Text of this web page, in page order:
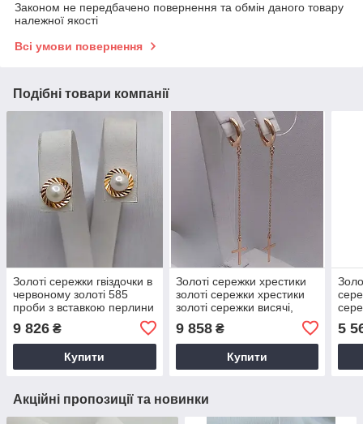
Законом не передбачено повернення та обмін даного товару
належної якості
Всі умови повернення
Подібні товари компанії
Золоті сережки гвіздочки в
червоному золоті 585
проби з вставкою перлини
9 826 ₴
Купити
Золоті сережки хрестики
золоті сережки хрестики
золоті сережки висячі,
9 858₴
Купити
5
Акційні пропозиції та новинки